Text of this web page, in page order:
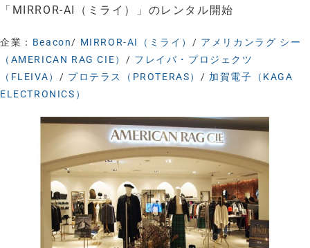
「MIRROR-AI（ミライ）」のレンタル開始
企業： Beacon/ MIRROR-AI（ミライ）/ アメリカンラグ シー
（AMERICAN RAG CIE） / フレイバ・プロジェクツ
（FLEIVA） / プロテラス（PROTERAS）/ 加賀電子（KAGA
ELECTRONICS）